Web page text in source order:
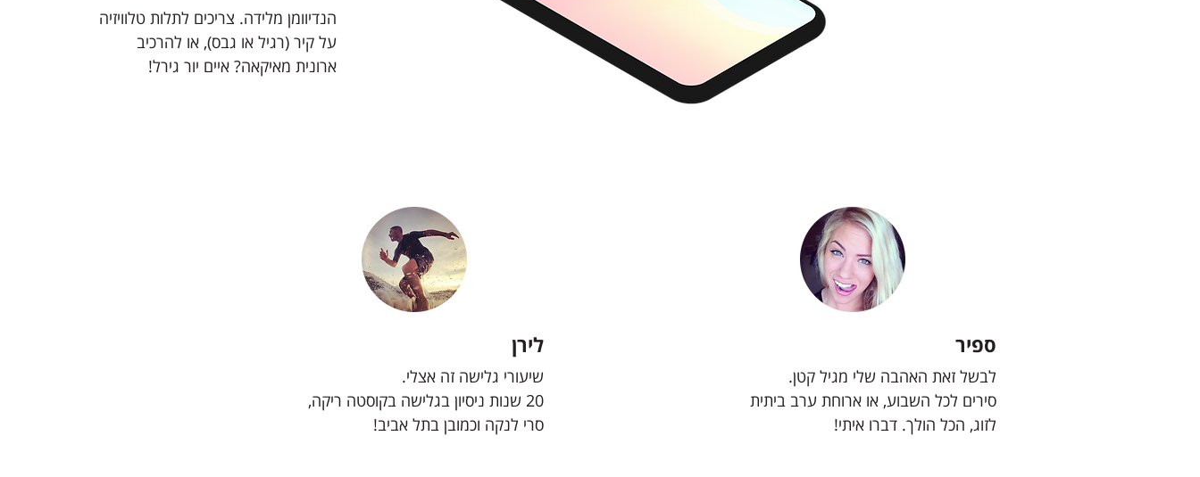
הנדיוומן מלידה. צריכים לתלות טלוויזיה
על קיר (רגיל או גבס), או להרכיב
ארונית מאיקאה? איים יור גירל!
לירן
שיעורי גלישה זה אצלי.
20 שנות ניסיון בגלישה בקוסטה ריקה,
סרי לנקה וכמובן בתל אביב!
ספיר
לבשל זאת האהבה שלי מגיל קטן.
סירים לכל השבוע, או ארוחת ערב ביתית
לזוג, הכל הולך. דברו איתי!